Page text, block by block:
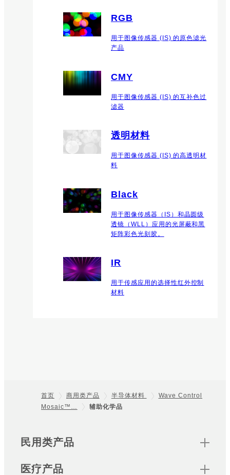
RGB
用于图像传感器 (IS) 的原色滤光
产品
CMY
用于图像传感器 (IS) 的互补色过
滤器
透明材料
用于图像传感器 (IS) 的高透明材
料
Black
用于图像传感器（IS）和晶圆级
透镜（WLL）应用的光屏蔽和黑
矩阵彩色光刻胶。
IR
用于传感应用的选择性红外控制
材料
Footer
首页 商用类产品 半导体材料
Wave Control
Mosaic™…
辅助化学品
Sitemap
民用类产品
医疗产品